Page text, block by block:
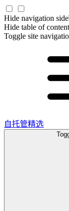
Hide navigation
Hide table of
Toggle site
自托管精选